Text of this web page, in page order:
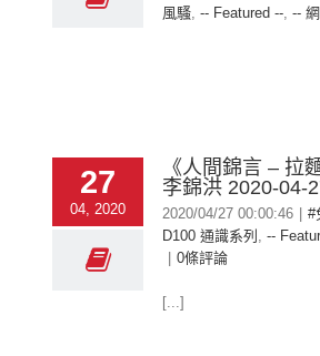
風騷, -- Featured --, --
27
04, 2020
《人間錦言 – 拉
李錦洪 2020-04-
2020/04/27 00:00:46
#
D100 通識系列 , --
0條評論
[...]